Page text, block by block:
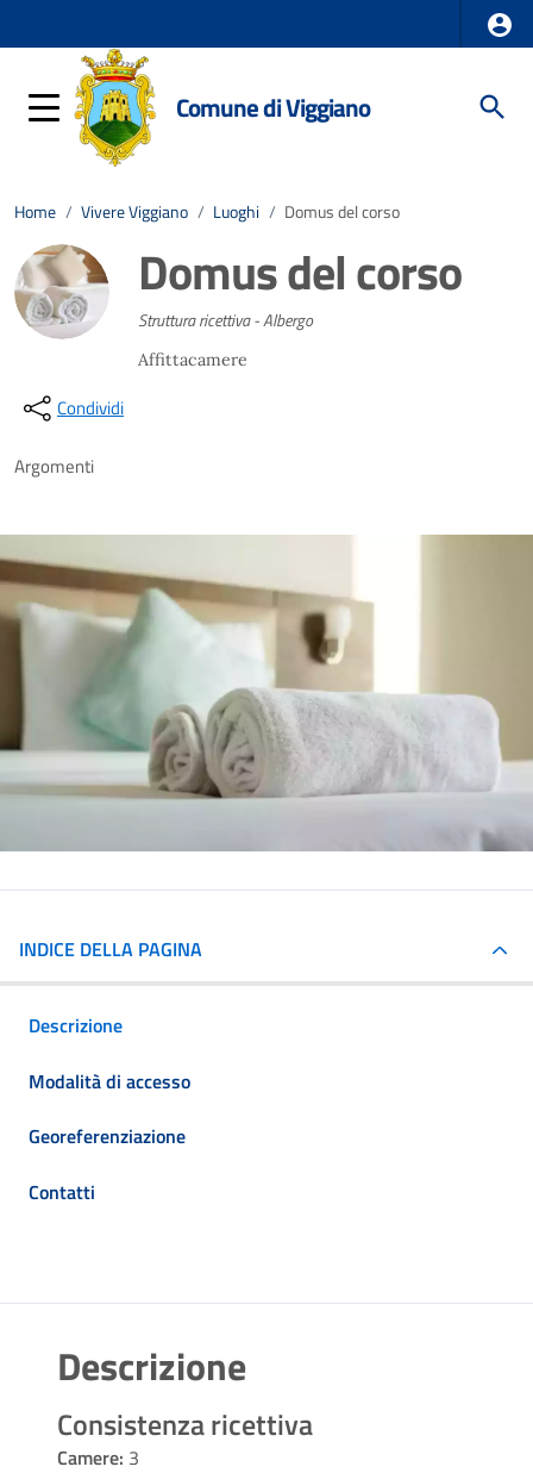
Comune di Viggiano
Home / Vivere Viggiano / Luoghi / Domus del corso
Domus del corso
Struttura ricettiva - Albergo
Affittacamere
Condividi
Argomenti
INDICE DELLA PAGINA
Descrizione
Modalità di accesso
Georeferenziazione
Contatti
Descrizione
Consistenza ricettiva
Camere: 3